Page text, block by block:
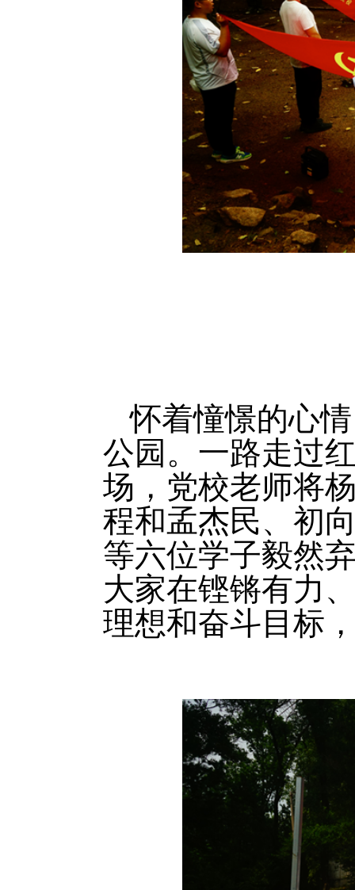
怀着憧憬的心
公园。一路走过
场，党校老师将
程和孟杰民、初
等六位学子毅然
大家在铿锵有力
理想和奋斗目标